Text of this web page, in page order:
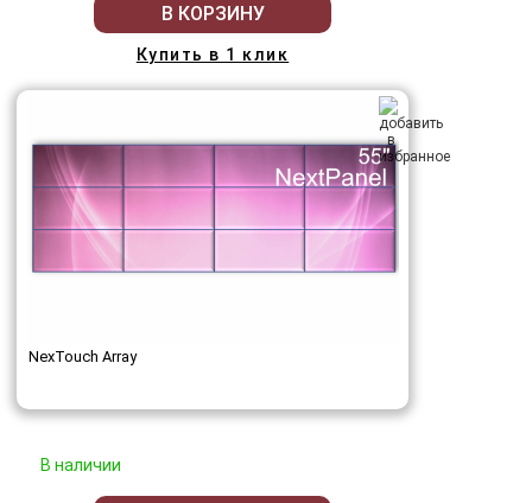
В КОРЗИНУ
Купить в 1 клик
NexTouch Array
В наличии